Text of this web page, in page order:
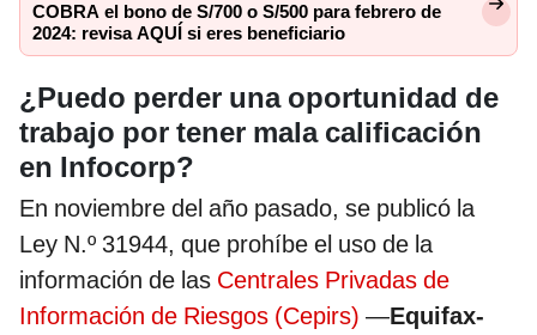
COBRA el bono de S/700 o S/500 para febrero de
2024: revisa AQUÍ si eres beneficiario
¿Puedo perder una oportunidad de
trabajo por tener mala calificación
en Infocorp?
En noviembre del año pasado, se publicó la
Ley N.º 31944, que prohíbe el uso de la
información de las Centrales Privadas de
Información de Riesgos (Cepirs) —Equifax-